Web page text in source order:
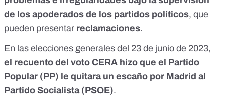
de los apoderados de los partidos políticos, que
pueden presentar reclamaciones.
En las elecciones generales del 23 de junio de 2023,
el recuento del voto CERA hizo que el Partido
Popular (PP) le quitara un escaño por Madrid al
Partido Socialista (PSOE).